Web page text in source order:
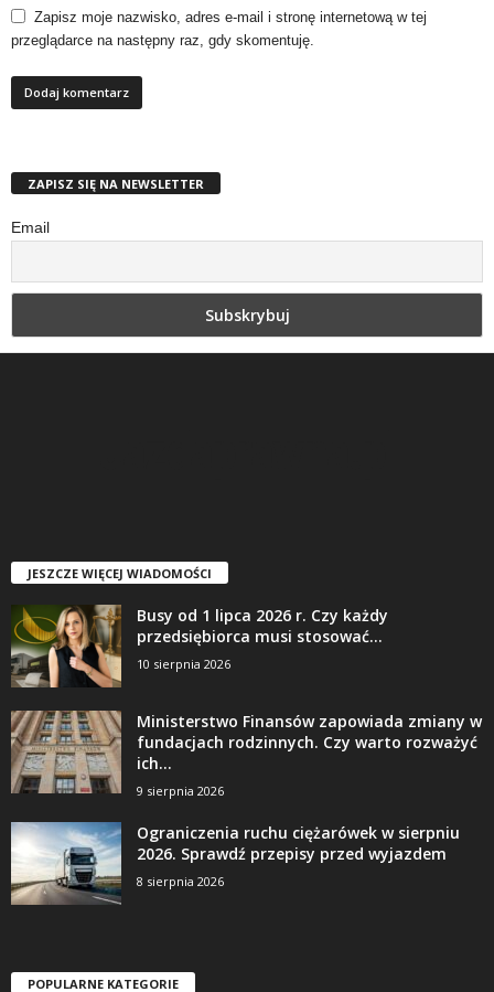
Zapisz moje nazwisko, adres e-mail i stronę internetową w tej
przeglądarce na następny raz, gdy skomentuję.
ZAPISZ SIĘ NA NEWSLETTER
Email
JESZCZE WIĘCEJ WIADOMOŚCI
Busy od 1 lipca 2026 r. Czy każdy
przedsiębiorca musi stosować...
10 sierpnia 2026
Ministerstwo Finansów zapowiada zmiany w
fundacjach rodzinnych. Czy warto rozważyć
ich...
9 sierpnia 2026
Ograniczenia ruchu ciężarówek w sierpniu
2026. Sprawdź przepisy przed wyjazdem
8 sierpnia 2026
POPULARNE KATEGORIE